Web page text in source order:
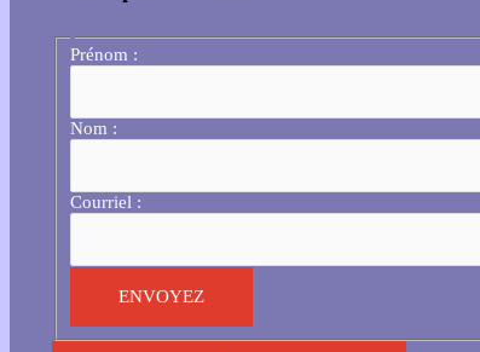
Prénom :
Nom :
Courriel :